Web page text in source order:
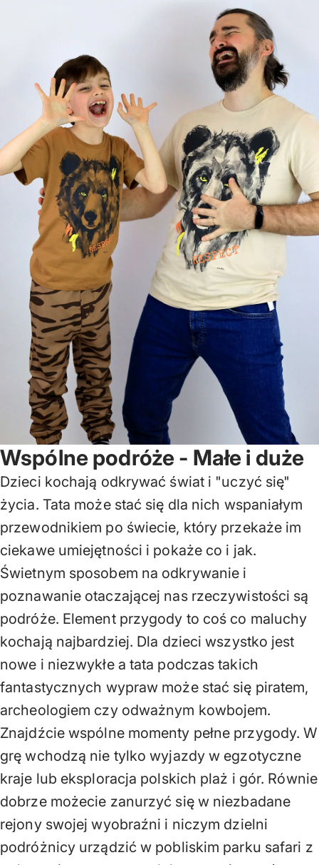
Wspólne podróże - Małe i duże
Dzieci kochają odkrywać świat i "uczyć się"
życia. Tata może stać się dla nich wspaniałym
przewodnikiem po świecie, który przekaże im
ciekawe umiejętności i pokaże co i jak.
Świetnym sposobem na odkrywanie i
poznawanie otaczającej nas rzeczywistości są
podróże. Element przygody to coś co maluchy
kochają najbardziej. Dla dzieci wszystko jest
nowe i niezwykłe a tata podczas takich
fantastycznych wypraw może stać się piratem,
archeologiem czy odważnym kowbojem.
Znajdźcie wspólne momenty pełne przygody. W
grę wchodzą nie tylko wyjazdy w egzotyczne
kraje lub eksploracja polskich plaż i gór. Równie
dobrze możecie zanurzyć się w niezbadane
rejony swojej wyobraźni i niczym dzielni
podróżnicy urządzić w pobliskim parku safari z